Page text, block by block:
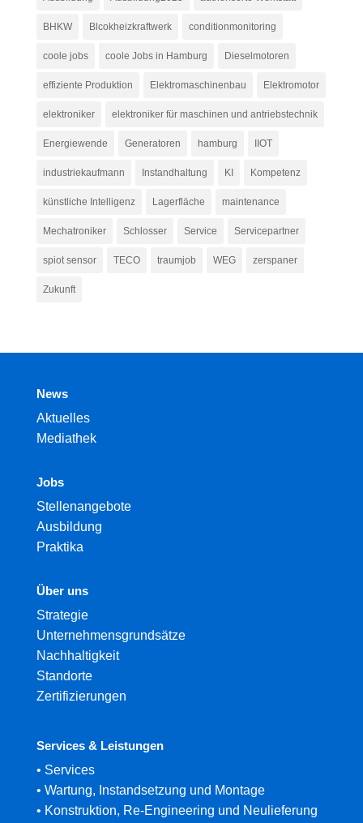
BHKW Blcokheizkraftwerk conditionmonitoring
coole jobs coole Jobs in Hamburg Dieselmotoren
effiziente Produktion Elektromaschinenbau Elektromotor
elektroniker elektroniker für maschinen und antriebstechnik
Energiewende Generatoren hamburg IIOT
industriekaufmann Instandhaltung KI Kompetenz
künstliche Intelligenz Lagerfläche maintenance
Mechatroniker Schlosser Service Servicepartner
spiot sensor TECO traumjob WEG zerspaner
Zukunft
News
Aktuelles
Mediathek
Jobs
Stellenangebote
Ausbildung
Praktika
Über uns
Strategie
Unternehmensgrundsätze
Nachhaltigkeit
Standorte
Zertifizierungen
Services & Leistungen
• Services
• Wartung, Instandsetzung und Montage
• Konstruktion, Re-Engineering und Neulieferung